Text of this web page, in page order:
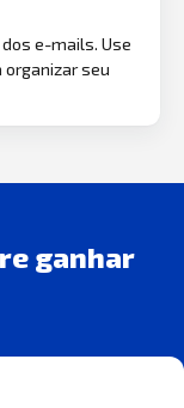
e-mails. Use
seu
ganhar